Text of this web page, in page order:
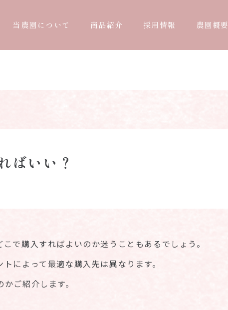
当農園について 商品紹介 採用情報 農園概要
ばいい？
で購入すればよいのか迷うこともあるでしょう。
によって最適な購入先は異なります。
ご紹介します。